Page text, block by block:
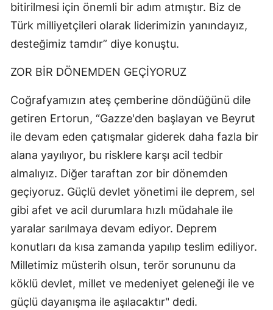
bitirilmesi için önemli bir adım atmıştır. Biz de
Türk milliyetçileri olarak liderimizin yanındayız,
desteğimiz tamdır” diye konuştu.
ZOR BİR DÖNEMDEN GEÇİYORUZ
Coğrafyamızın ateş çemberine döndüğünü dile
getiren Ertorun, “Gazze'den başlayan ve Beyrut
ile devam eden çatışmalar giderek daha fazla bir
alana yayılıyor, bu risklere karşı acil tedbir
almalıyız. Diğer taraftan zor bir dönemden
geçiyoruz. Güçlü devlet yönetimi ile deprem, sel
gibi afet ve acil durumlara hızlı müdahale ile
yaralar sarılmaya devam ediyor. Deprem
konutları da kısa zamanda yapılıp teslim ediliyor.
Milletimiz müsterih olsun, terör sorununu da
köklü devlet, millet ve medeniyet geleneği ile ve
güçlü dayanışma ile aşılacaktır" dedi.